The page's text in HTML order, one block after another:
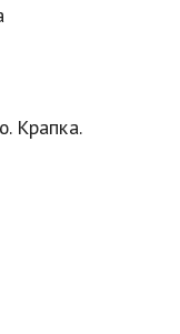
Крапка.